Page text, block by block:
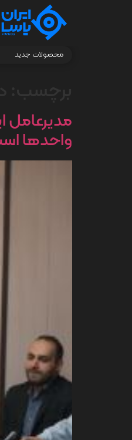
محصولات جدید
واحدها